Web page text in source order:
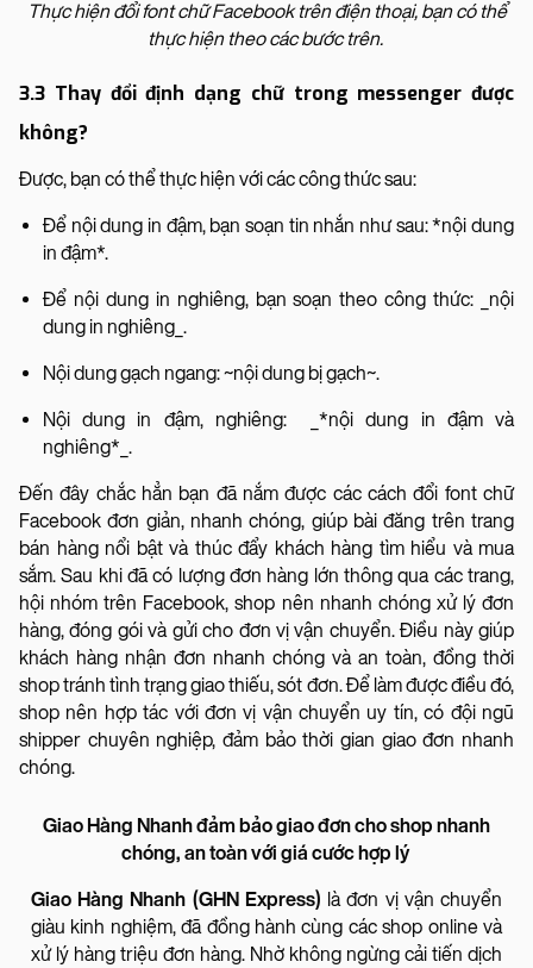
Thực hiện đổi font chữ Facebook trên điện thoại, bạn có thể
thực hiện theo các bước trên.
3.3 Thay đổi định dạng chữ trong messenger được
không?
Được, bạn có thể thực hiện với các công thức sau:
Để nội dung in đậm, bạn soạn tin nhắn như sau: *nội dung
in đậm*.
Để nội dung in nghiêng, bạn soạn theo công thức: _nội
dung in nghiêng_.
Nội dung gạch ngang: ~nội dung bị gạch~.
Nội dung in đậm, nghiêng: _*nội dung in đậm và
nghiêng*_.
Đến đây chắc hẳn bạn đã nắm được các cách đổi font chữ
Facebook đơn giản, nhanh chóng, giúp bài đăng trên trang
bán hàng nổi bật và thúc đẩy khách hàng tìm hiểu và mua
sắm. Sau khi đã có lượng đơn hàng lớn thông qua các trang,
hội nhóm trên Facebook, shop nên nhanh chóng xử lý đơn
hàng, đóng gói và gửi cho đơn vị vận chuyển. Điều này giúp
khách hàng nhận đơn nhanh chóng và an toàn, đồng thời
shop tránh tình trạng giao thiếu, sót đơn. Để làm được điều đó,
shop nên hợp tác với đơn vị vận chuyển uy tín, có đội ngũ
shipper chuyên nghiệp, đảm bảo thời gian giao đơn nhanh
chóng.
Giao Hàng Nhanh đảm bảo giao đơn cho shop nhanh
chóng, an toàn với giá cước hợp lý
Giao Hàng Nhanh (GHN Express) là đơn vị vận chuyển
giàu kinh nghiệm, đã đồng hành cùng các shop online và
xử lý hàng triệu đơn hàng. Nhờ không ngừng cải tiến dịch